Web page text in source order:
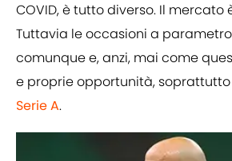
COVID, è tutto diverso. Il mercato
Tuttavia le occasioni a
comunque e, anzi, mai come
e proprie opportunità,
Serie A.